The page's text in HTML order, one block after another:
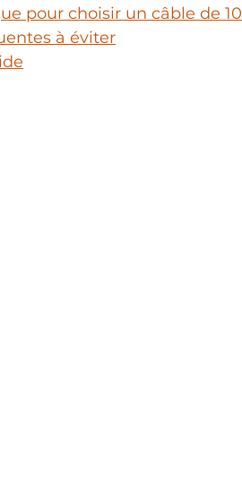
pour choisir un câble de
à éviter